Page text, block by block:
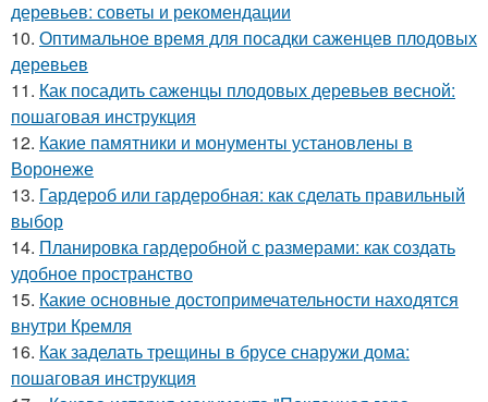
деревьев: советы и рекомендации
10. Оптимальное время для посадки саженцев плодовых
деревьев
11. Как посадить саженцы плодовых деревьев весной:
пошаговая инструкция
12. Какие памятники и монументы установлены в
Воронеже
13. Гардероб или гардеробная: как сделать правильный
выбор
14. Планировка гардеробной с размерами: как создать
удобное пространство
15. Какие основные достопримечательности находятся
внутри Кремля
16. Как заделать трещины в брусе снаружи дома:
пошаговая инструкция